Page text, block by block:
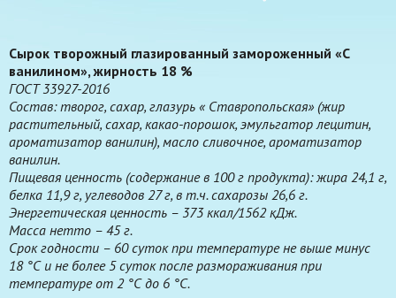
Сырок творожный глазированный замороженный «С
ванилином», жирность 18 %
ГОСТ33927-2016
Состав: творог, сахар, глазурь « Ставропольская» (жир
растительный, сахар, какао-порошок, эмульгатор лецитин,
ароматизатор ванилин), масло сливочное, ароматизатор
ванилин.
Пищевая ценность (содержание в 100 г продукта): жира 24,1 г,
белка 11,9 г, углеводов 27 г, в т.ч. сахарозы 26,6 г.
Энергетическая ценность – 373 ккал/1562 кДж.
Масса нетто – 45 г.
Срок годности – 60 суток при температуре не выше минус
18 °С и не более 5 суток после размораживания при
температуре от 2 °С до 6 °С.